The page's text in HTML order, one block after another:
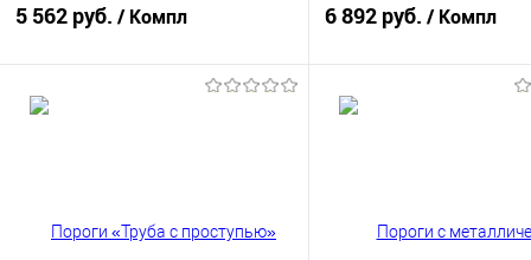
Модель: 0337
5 562 руб. / Компл 6 892 руб. / Компл